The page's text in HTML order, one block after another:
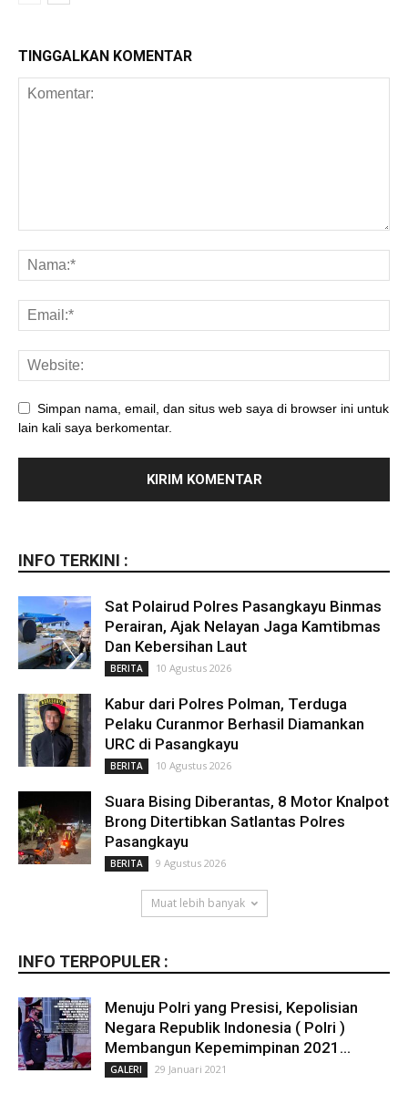
TINGGALKAN KOMENTAR
Simpan nama, email, dan situs web saya di browser ini untuk
lain kali saya berkomentar.
INFO TERKINI :
Sat Polairud Polres Pasangkayu Binmas
Perairan, Ajak Nelayan Jaga Kamtibmas
Dan Kebersihan Laut
BERITA 10 Agustus 2026
Kabur dari Polres Polman, Terduga
Pelaku Curanmor Berhasil Diamankan
URC di Pasangkayu
BERITA 10 Agustus 2026
Suara Bising Diberantas, 8 Motor Knalpot
Brong Ditertibkan Satlantas Polres
Pasangkayu
BERITA 9 Agustus 2026
Muat lebih banyak
INFO TERPOPULER :
Menuju Polri yang Presisi, Kepolisian
Negara Republik Indonesia ( Polri )
Membangun Kepemimpinan 2021...
GALERI 29 Januari 2021